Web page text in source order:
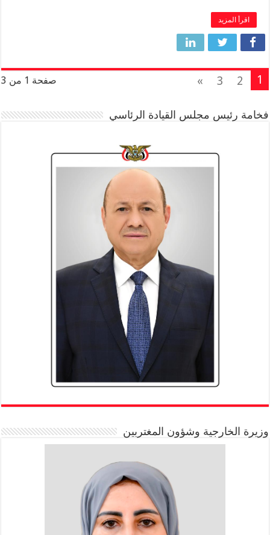
اقرأ المزيد
صفحة 1 من 3 1
2
3
»
فخامة رئيس مجلس القيادة الرئاسي
وزيرة الخارجية وشؤون المغتربين